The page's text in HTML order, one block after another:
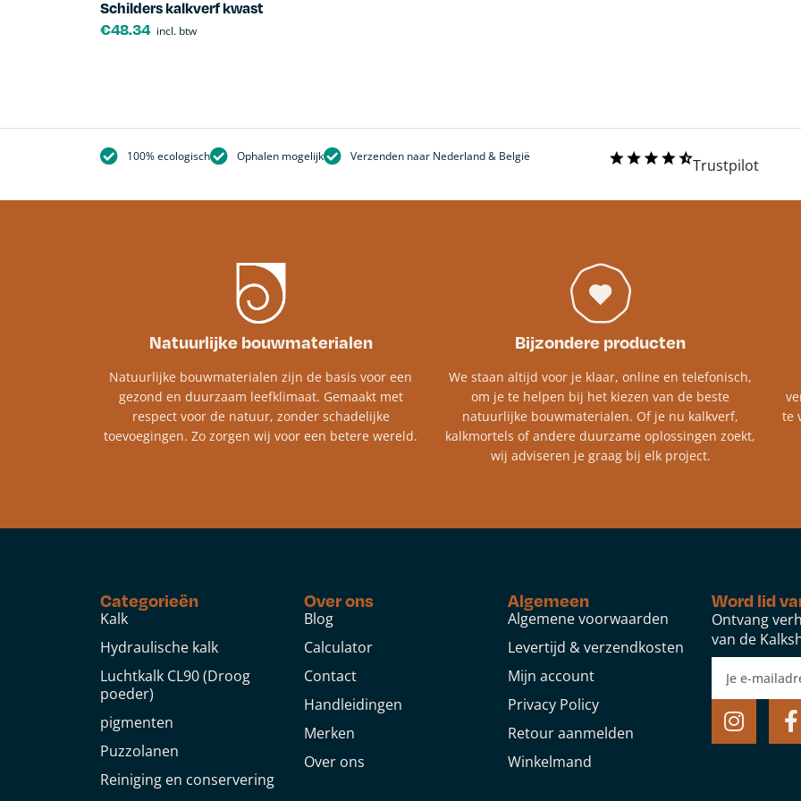
Schilders kalkverf kwast
€48.34 incl. btw
100% ecologisch Ophalen mogelijk Verzenden naar Nederland & België Trustpilot
Natuurlijke bouwmaterialen
Natuurlijke bouwmaterialen zijn de basis voor een
gezond en duurzaam leefklimaat. Gemaakt met
respect voor de natuur, zonder schadelijke
toevoegingen. Zo zorgen wij voor een betere wereld.
Bijzondere producten
We staan altijd voor je klaar, online en telefonisch,
om je te helpen bij het kiezen van de beste
natuurlijke bouwmaterialen. Of je nu kalkverf,
kalkmortels of andere duurzame oplossingen zoekt,
wij adviseren je graag bij elk project.​
te
Categorieën
Kalk
Hydraulische kalk
Luchtkalk CL90 (Droog
poeder)
pigmenten
Puzzolanen
Reiniging en conservering
Over ons
Blog
Calculator
Contact
Handleidingen
Merken
Over ons
Algemeen
Algemene voorwaarden
Levertijd & verzendkosten
Mijn account
Privacy Policy
Retour aanmelden
Winkelmand
Word lid
Ontvang
van de